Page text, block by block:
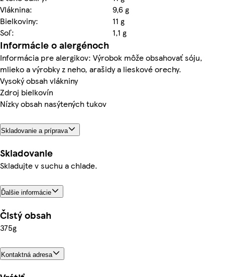
Vláknina:
9,6 g
Bielkoviny:
11 g
Soľ:
1,1 g
Informácie o alergénoch
Informácia pre alergikov: Výrobok môže obsahovať sóju,
mlieko a výrobky z neho, arašidy a lieskové orechy.
Vysoký obsah vlákniny
Zdroj bielkovín
Nízky obsah nasýtených tukov
Skladovanie a príprava
Skladovanie
Skladujte v suchu a chlade.
Ďalšie informácie
Čistý obsah
375g
Kontaktná adresa